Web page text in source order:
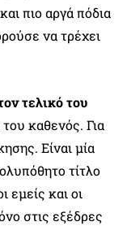
πιο αργά πόδια
να τρέχει
τελικό του
του καθενός. Για
Είναι μία
τίτλο
εμείς και οι
στις εξέδρες